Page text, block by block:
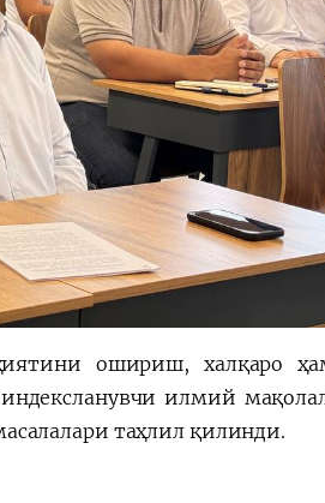
ошириш, халқаро
илмий
таҳлил қилинди.